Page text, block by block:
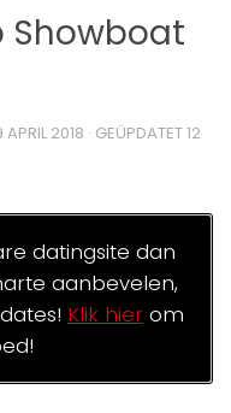
Showboat
APRIL 2018 · GEÜPDATET12
datingsite dan
aanbevelen,
Klik hierom